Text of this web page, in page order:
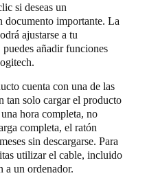
si deseas un
documento importante. La
ajustarse a tu
añadir funciones
cuenta con una de las
tan solo cargar el producto
hora completa, no
completa, el ratón
sin descargarse. Para
utilizar el cable, incluido
a un ordenador.